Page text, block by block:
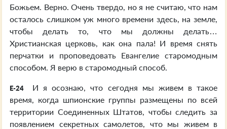
Божьем. Верно. Очень твердо, но я не считаю, что нам
осталось слишком уж много времени здесь, на земле,
чтобы делать то, что мы должны делать…
Христианская церковь, как она пала! И время снять
перчатки и проповедовать Евангелие старомодным
способом. Я верю в старомодный способ.
E-24
И я осознаю, что сегодня мы живем в такое
время, когда шпионские группы размещены по всей
территории Соединенных Штатов, чтобы следить за
появлением секретных самолетов, что мы живем в